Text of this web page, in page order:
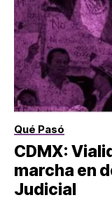
Qué Pasó
CDMX:
marcha en
Judicial